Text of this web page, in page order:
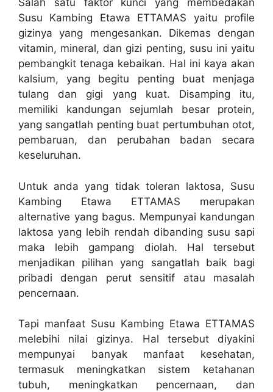
Salah satu faktor kunci yang membedakan
Susu Kambing Etawa ETTAMAS yaitu profile
gizinya yang mengesankan. Dikemas dengan
vitamin, mineral, dan gizi penting, susu ini yaitu
pembangkit tenaga kebaikan. Hal ini kaya akan
kalsium, yang begitu penting buat menjaga
tulang dan gigi yang kuat. Disamping itu,
memiliki kandungan sejumlah besar protein,
yang sangatlah penting buat pertumbuhan otot,
pembaruan, dan perubahan badan secara
keseluruhan.
Untuk anda yang tidak toleran laktosa, Susu
Kambing Etawa ETTAMAS merupakan
alternative yang bagus. Mempunyai kandungan
laktosa yang lebih rendah dibanding susu sapi
maka lebih gampang diolah. Hal tersebut
menjadikan pilihan yang sangatlah baik bagi
pribadi dengan perut sensitif atau masalah
pencernaan.
Tapi manfaat Susu Kambing Etawa ETTAMAS
melebihi nilai gizinya. Hal tersebut diyakini
mempunyai banyak manfaat kesehatan,
termasuk meningkatkan sistem ketahanan
tubuh, meningkatkan pencernaan, dan